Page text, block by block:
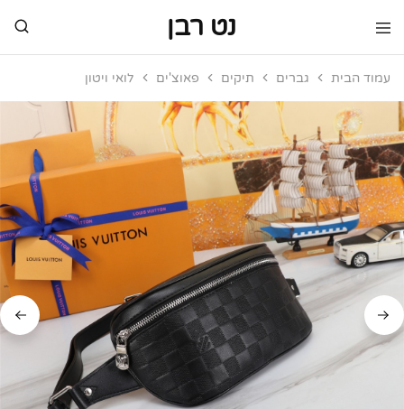
נט רבן
נט
מותגי
מותגי
עמוד הבית גברים תיקים פאוצ'ים לואי ויטון